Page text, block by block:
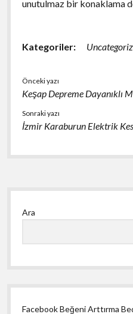
unutulmaz bir konaklama
Kategoriler:
Önceki yazı
Keşap Depreme Dayanıklı
Sonraki yazı
İzmir Karaburun Elektrik
Yan
Menü
Ara
Facebook Beğeni Arttırma